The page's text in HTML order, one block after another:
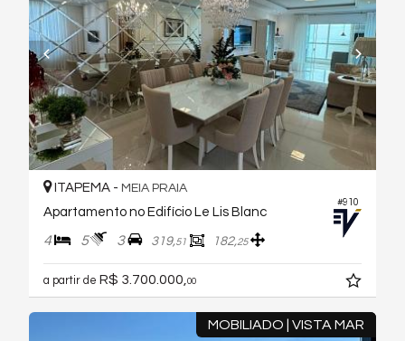
#910
ITAPEMA - MEIA PRAIA
Apartamento no Edifício Le Lis Blanc
4 5 3 319,51 182,25
a partir de R$ 3.700.000, 00
MOBILIADO | VISTA MAR